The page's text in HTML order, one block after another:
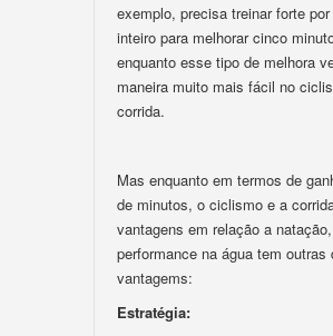
exemplo, precisa treinar forte
inteiro para melhorar cinco
enquanto esse tipo de melhora
maneira muito mais fácil no
corrida.
Mas enquanto em termos de
de minutos, o ciclismo e a
vantagens em relação a
performance na água tem outras
vantagems:
Estratégia: